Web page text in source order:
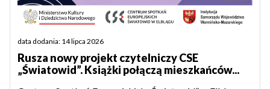
data dodania: 14 lipca 2026
Rusza nowy projekt czytelniczy CSE
„Światowid”. Książki połączą mieszkańców...